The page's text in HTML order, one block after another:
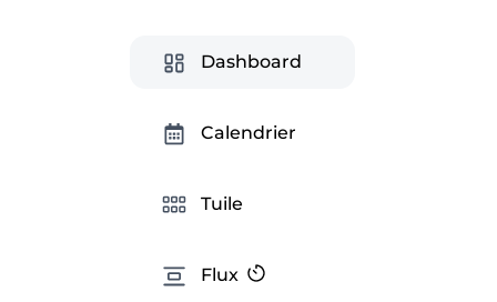
Astuces intelligentes pour améliorer votre
Dashboard
Calendrier
Tuile
Flux